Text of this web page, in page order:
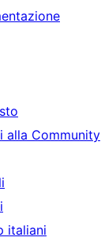
alla Community
italiani